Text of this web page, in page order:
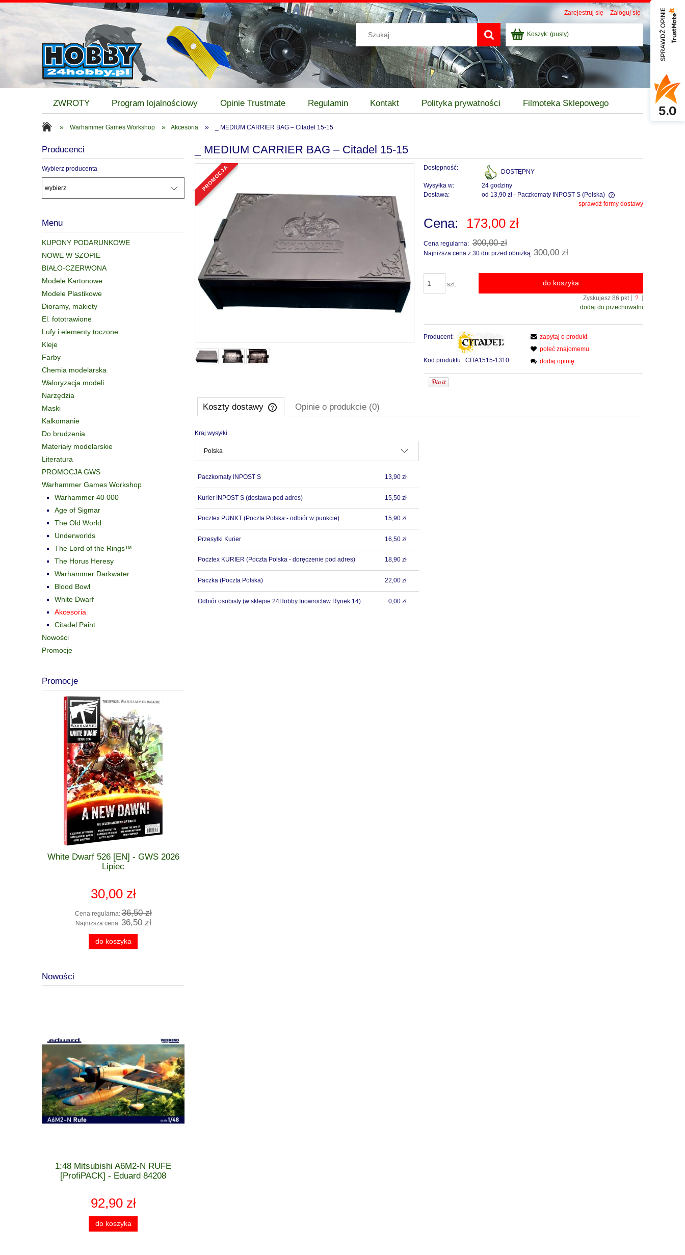
Zarejestruj się Zaloguj się
Koszyk: (pusty)
ZWROTY Program lojalnościowy Opinie Trustmate Regulamin Kontakt Polityka prywatności Filmoteka Sklepowego
» Warhammer Games Workshop » Akcesoria » _ MEDIUM CARRIER BAG – Citadel 15-15
Producenci
Wybierz producenta
Menu
KUPONY PODARUNKOWE
NOWE W SZOPIE
BIAŁO-CZERWONA
Modele Kartonowe
Modele Plastikowe
Dioramy, makiety
El. fototrawione
Lufy i elementy toczone
Kleje
Farby
Chemia modelarska
Waloryzacja modeli
Narzędzia
Maski
Kalkomanie
Do brudzenia
Materiały modelarskie
Literatura
PROMOCJA GWS
Warhammer Games Workshop
Warhammer 40 000
Age of Sigmar
The Old World
Underworlds
The Lord of the Rings™
The Horus Heresy
Warhammer Darkwater
Blood Bowl
White Dwarf
Akcesoria
Citadel Paint
Nowości
Promocje
Promocje
White Dwarf 526 [EN] - GWS 2026
Lipiec
30,00 zł
Cena regularna:36,50 zł
Najniższa cena:36,50 zł
do koszyka
Nowości
1:48 Mitsubishi A6M2-N RUFE
[ProfiPACK] - Eduard 84208
92,90 zł
do koszyka
_ MEDIUM CARRIER BAG – Citadel 15-15
promocja Dostępność:
DOSTĘPNY
Wysyłka w:
24 godziny
Dostawa:
od 13,90 zł - Paczkomaty INPOST S (Polska)
Cena nie zawiera ewentualnych kosztów
płatności
sprawdź formy dostawy
Cena: 173,00 zł
Cena regularna: 300,00 zł
Najniższa cena z 30 dni przed obniżką:300,00 zł
szt. do koszyka
Zyskujesz 86 pkt [ ? ]
dodaj do przechowalni
Producent:
Kod produktu: CITA1515-1310
zapytaj o produkt
poleć znajomemu
dodaj opinię
Koszty dostawy
płatności
Opinie o produkcie (0)
Kraj wysyłki:
Paczkomaty INPOST S 13,90 zł
Kurier INPOST S (dostawa pod adres) 15,50 zł
Pocztex PUNKT (Poczta Polska - odbiór w punkcie) 15,90 zł
Przesyłki Kurier 16,50 zł
Pocztex KURIER (Poczta Polska - doręczenie pod adres) 18,90 zł
Paczka (Poczta Polska) 22,00 zł
Odbiór osobisty (w sklepie 24Hobby Inowroclaw Rynek 14) 0,00 zł
SPRAWDŹ OPINIE
5.0